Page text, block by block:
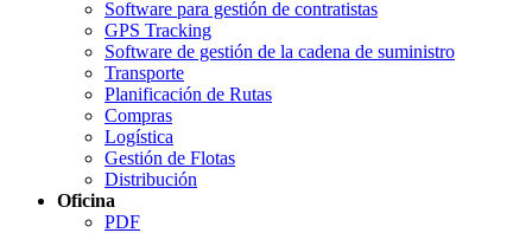
Software para gestión de contratistas
GPS Tracking
Software de gestión de la cadena de suministro
Transporte
Planificación de Rutas
Compras
Logística
Gestión de Flotas
Distribución
Oficina
PDF